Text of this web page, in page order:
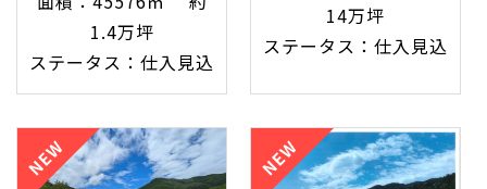
1.4万坪
ステータス：仕入見込
14万坪
ステータス：仕入見込